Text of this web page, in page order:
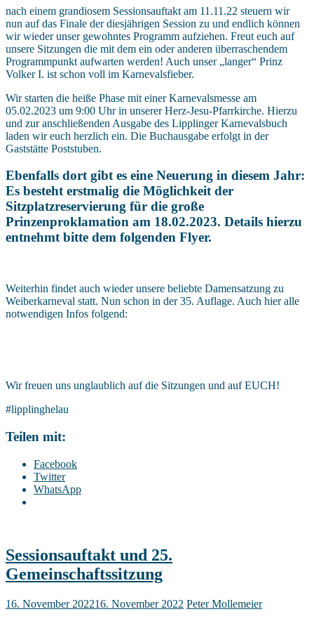
nach einem grandiosem Sessionsauftakt am 11.11.22 steuern wir
nun auf das Finale der diesjährigen Session zu und endlich können
wir wieder unser gewohntes Programm aufziehen. Freut euch auf
unsere Sitzungen die mit dem ein oder anderen überraschendem
Programmpunkt aufwarten werden! Auch unser „langer“ Prinz
Volker I. ist schon voll im Karnevalsfieber.
Wir starten die heiße Phase mit einer Karnevalsmesse am
05.02.2023 um 9:00 Uhr in unserer Herz-Jesu-Pfarrkirche. Hierzu
und zur anschließenden Ausgabe des Lipplinger Karnevalsbuch
laden wir euch herzlich ein. Die Buchausgabe erfolgt in der
Gaststätte Poststuben.
Ebenfalls dort gibt es eine Neuerung in diesem Jahr:
Es besteht erstmalig die Möglichkeit der
Sitzplatzreservierung für die große
Prinzenproklamation am 18.02.2023. Details hierzu
entnehmt bitte dem folgenden Flyer.
Weiterhin findet auch wieder unsere beliebte Damensatzung zu
Weiberkarneval statt. Nun schon in der 35. Auflage. Auch hier alle
notwendigen Infos folgend:
Wir freuen uns unglaublich auf die Sitzungen und auf EUCH!
#lipplinghelau
Teilen mit:
Facebook
Twitter
WhatsApp
Sessionsauftakt und 25.
Gemeinschaftssitzung
16. November 202216. November 2022 Peter Mollemeier